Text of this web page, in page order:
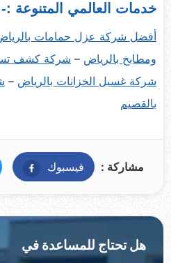
خدمات العالمي المتنوعة :-
الرابط
أفضل شركة عزل حمامات
ومطابخ بالرياض –
نسخ
الرابط
شركة كشف
شركة غسيل الخزانات بالرياض –
بالقصيم
مشاركة : فيسبوك
هل تحتاج للمساعدة في